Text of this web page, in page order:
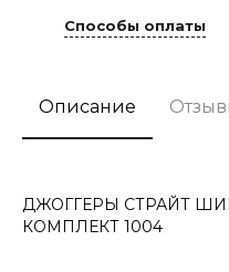
Способы оплаты
Описание
ДЖОГГЕРЫ СТРАЙТ
КОМПЛЕКТ 1004